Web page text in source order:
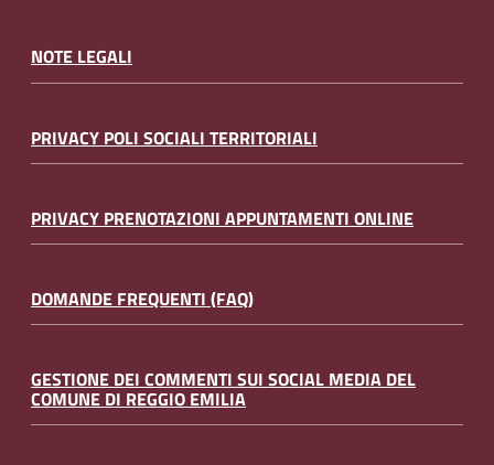
NOTE LEGALI
PRIVACY POLI SOCIALI TERRITORIALI
PRIVACY PRENOTAZIONI APPUNTAMENTI ONLINE
DOMANDE FREQUENTI (FAQ)
GESTIONE DEI COMMENTI SUI SOCIAL MEDIA DEL
COMUNE DI REGGIO EMILIA